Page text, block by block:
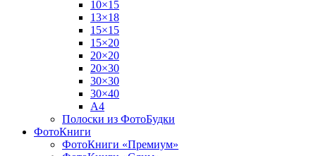
10×15
13×18
15×15
15×20
20×20
20×30
30×30
30×40
A4
Полоски из ФотоБудки
ФотоКниги
ФотоКниги «Премиум»